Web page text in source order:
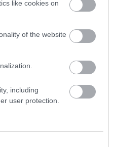
like cookies on
of the website
including
user protection.
időszakot,
gyakorlatáról, így az